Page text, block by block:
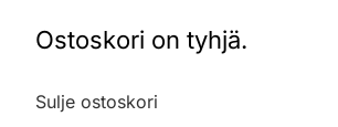
Ostoskori on tyhjä.
Sulje ostoskori